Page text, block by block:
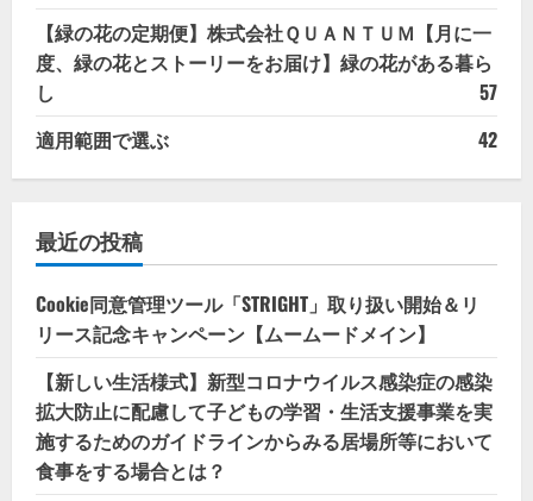
【緑の花の定期便】株式会社ＱＵＡＮＴＵＭ【月に一
度、緑の花とストーリーをお届け】緑の花がある暮ら
し
57
適用範囲で選ぶ
42
最近の投稿
Cookie同意管理ツール「STRIGHT」取り扱い開始＆リ
リース記念キャンペーン【ムームードメイン】
【新しい生活様式】新型コロナウイルス感染症の感染
拡大防止に配慮して子どもの学習・生活支援事業を実
施するためのガイドラインからみる居場所等において
食事をする場合とは？